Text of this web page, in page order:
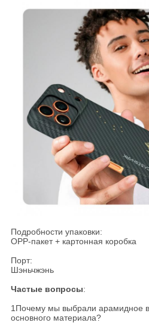
Подробности упаковки:
OPP-пакет + картонная коробка
Порт:
Шэньчжэнь
Частые вопросы:
1Почему мы выбрали арамидное
основного материала?